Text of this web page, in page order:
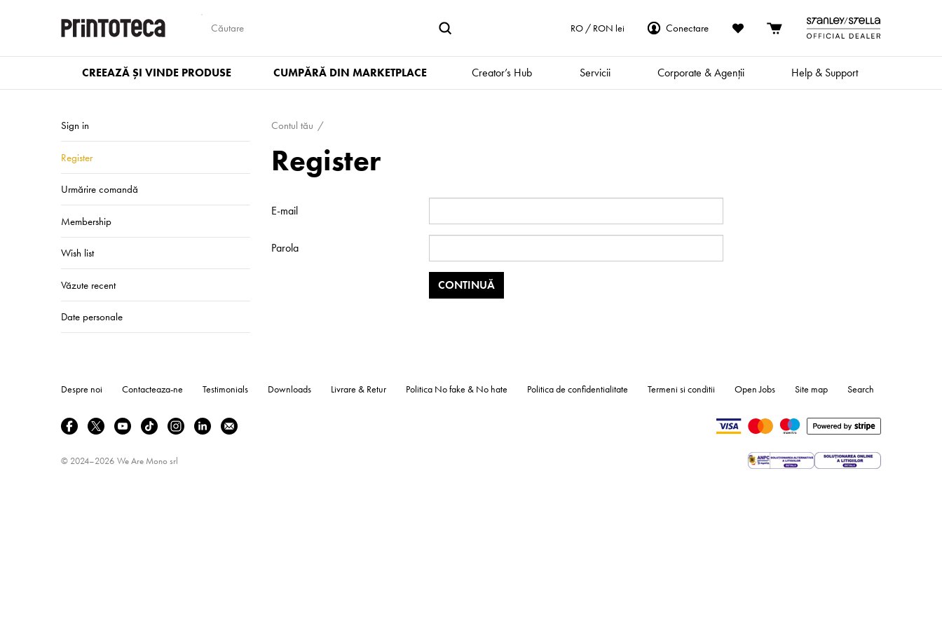
RO / RON lei Conectare
CREEAZĂ ȘI VINDE PRODUSE CUMPĂRĂ DIN MARKETPLACE Creator’s Hub Servicii Corporate & Agenții Help & Support
Sign in
Register
Urmărire comandă
Membership
Wish list
Văzute recent
Date personale
Contul tău
Register
E-mail
Parola
Despre noi Contacteaza-ne Testimonials Downloads Livrare & Retur Politica No fake & No hate Politica de confidentialitate Termeni si conditii Open Jobs Site map Search
© 2024–2026 We Are Mono srl